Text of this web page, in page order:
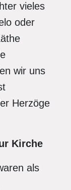
vieles
oder
wir uns
Herzöge
Kirche
als